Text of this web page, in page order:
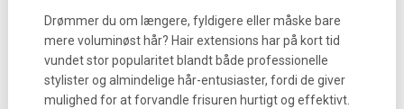
Drømmer du om længere, fyldigere eller måske bare
mere voluminøst hår? Hair extensions har på kort tid
vundet stor popularitet blandt både professionelle
stylister og almindelige hår-entusiaster, fordi de giver
mulighed for at forvandle frisuren hurtigt og effektivt.